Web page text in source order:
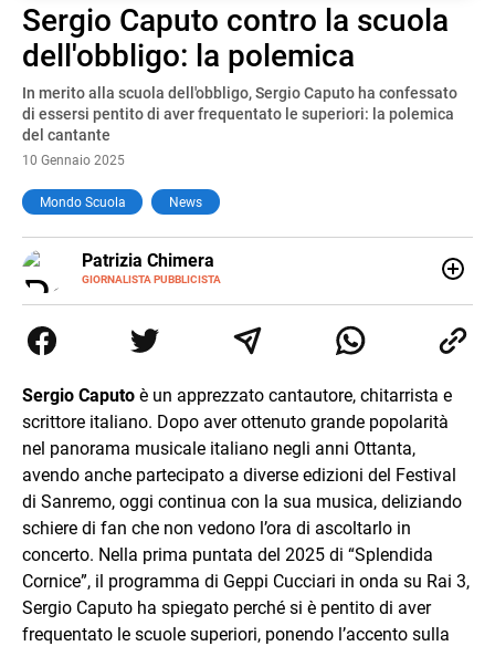
Sergio Caputo contro la scuola
dell'obbligo: la polemica
In merito alla scuola dell'obbligo, Sergio Caputo ha confessato
di essersi pentito di aver frequentato le superiori: la polemica
del cantante
10 Gennaio 2025
Mondo Scuola News
Patrizia Chimera
GIORNALISTA PUBBLICISTA
E-
MAIL
LINKEDIN
collaborato con grandi gruppi editoriali e agenzie di
comunicazione specializzandosi nella scrittura di articoli
Sergio Caputo è un apprezzato cantautore, chitarrista e
scrittore italiano. Dopo aver ottenuto grande popolarità
nel panorama musicale italiano negli anni Ottanta,
avendo anche partecipato a diverse edizioni del Festival
di Sanremo, oggi continua con la sua musica, deliziando
schiere di fan che non vedono l’ora di ascoltarlo in
concerto. Nella prima puntata del 2025 di “Splendida
Cornice”, il programma di Geppi Cucciari in onda su Rai 3,
Sergio Caputo ha spiegato perché si è pentito di aver
frequentato le scuole superiori, ponendo l’accento sulla